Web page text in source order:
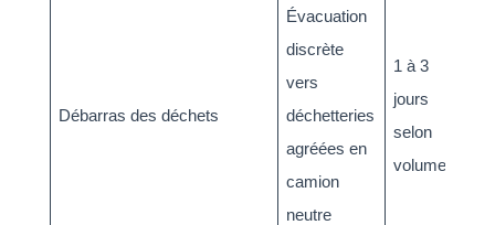
Débarras des déchets
Évacuation
discrète
vers
déchetteries
agréées en
camion
neutre
1 à 3
jours
selon
volume